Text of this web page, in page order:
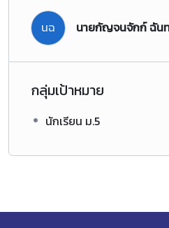
นฉ นายกัญจนจักก์ ฉัน
กลุ่มเป้าหมาย
นักเรียน ม.5